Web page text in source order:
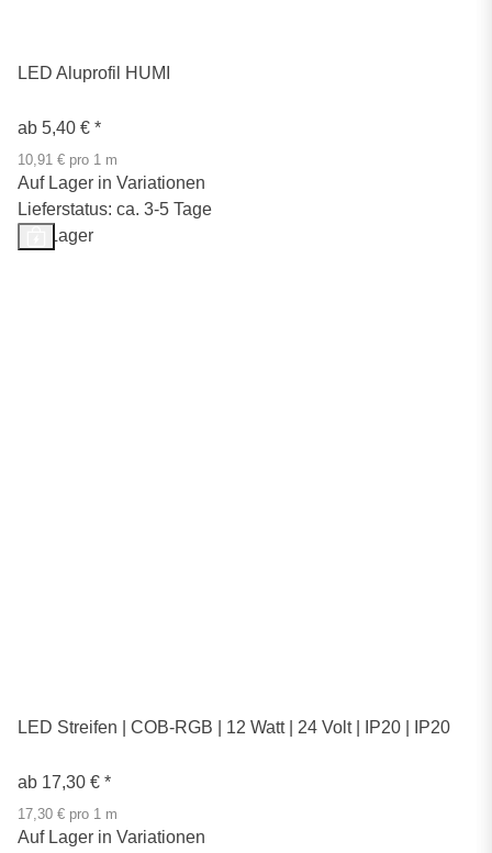
LED Aluprofil HUMI
ab 5,40 € *
10,91 € pro 1 m
Auf Lager in Variationen
Lieferstatus: ca. 3-5 Tage
Auf Lager
LED Streifen | COB-RGB | 12 Watt | 24 Volt | IP20 | IP20
ab 17,30 € *
17,30 € pro 1 m
Auf Lager in Variationen